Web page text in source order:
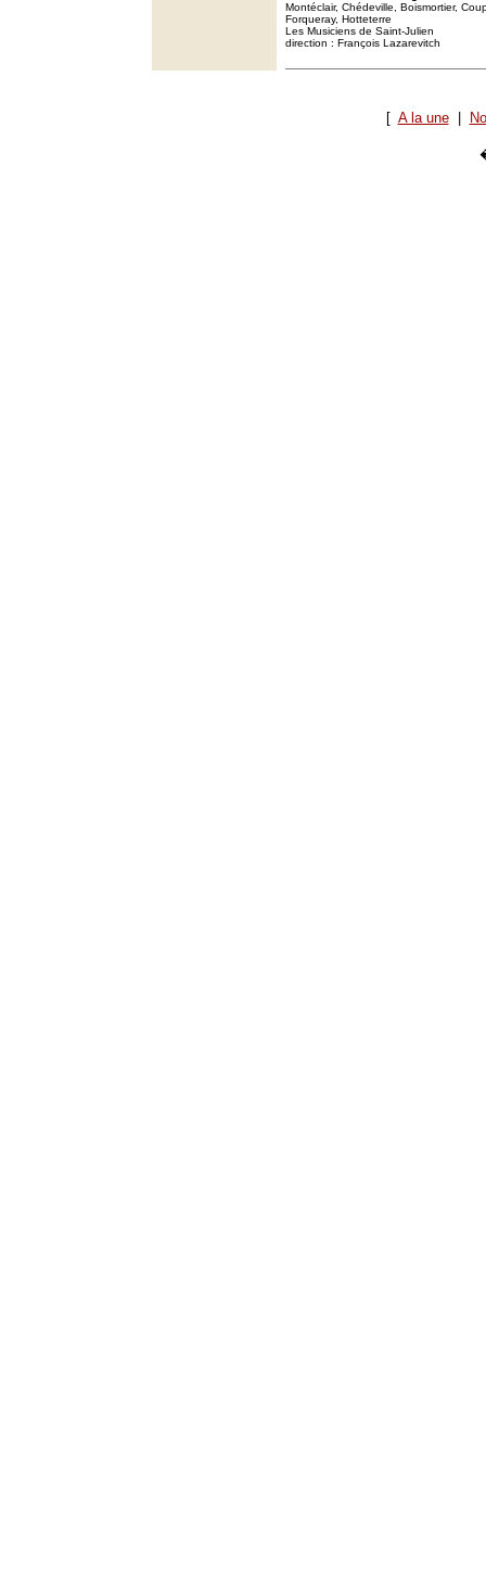
Montéclair, Chédeville, Boismortier,
Forqueray, Hotteterre
Les Musiciens de Saint-Julien
direction : François Lazarevitch
[ A la une|